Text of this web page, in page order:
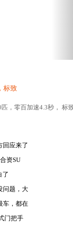
标致
，零百加速4.3秒， 标
回应来了
资SU
了
问题，大
车，都在
门把手